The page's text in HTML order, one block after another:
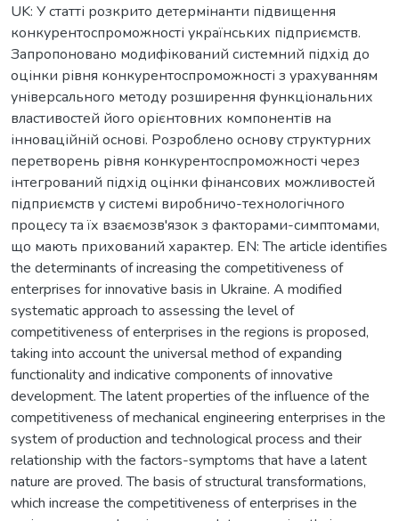
UK: У статті розкрито детермінанти підвищення
конкурентоспроможності українських підприємств.
Запропоновано модифікований системний підхід до
оцінки рівня конкурентоспроможності з урахуванням
універсального методу розширення функціональних
властивостей його орієнтовних компонентів на
інноваційній основі. Розроблено основу структурних
перетворень рівня конкурентоспроможності через
інтегрований підхід оцінки фінансових можливостей
підприємств у системі виробничо-технологічного
процесу та їх взаємозв'язок з факторами-симптомами,
що мають прихований характер. EN: The article identifies
the determinants of increasing the competitiveness of
enterprises for innovative basis in Ukraine. A modified
systematic approach to assessing the level of
competitiveness of enterprises in the regions is proposed,
taking into account the universal method of expanding
functionality and indicative components of innovative
development. The latent properties of the influence of the
competitiveness of mechanical engineering enterprises in the
system of production and technological process and their
relationship with the factors-symptoms that have a latent
nature are proved. The basis of structural transformations,
which increase the competitiveness of enterprises in the